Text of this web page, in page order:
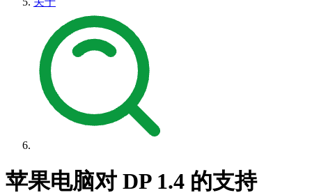
苹果电脑对 DP 1.4 的支持